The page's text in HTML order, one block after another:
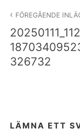
FÖREGÅENDE
326732
LÄMNA ETT